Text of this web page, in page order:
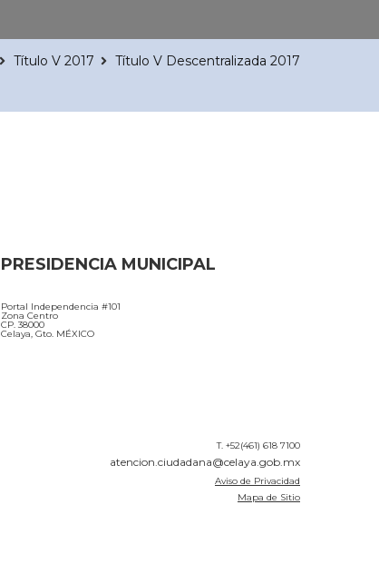
Título V 2017
Título V Descentralizada 2017
PRESIDENCIA MUNICIPAL
Portal Independencia #101
Zona Centro
CP. 38000
Celaya, Gto. MÉXICO
T. +52(461) 618 7100
atencion.ciudadana@celaya.gob.mx
Aviso de Privacidad
Mapa de Sitio